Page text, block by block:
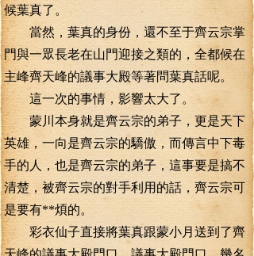
候葉真了。
當然，葉真的身份，還不至于齊云宗掌
門與一眾長老在山門迎接之類的，全都候在
主峰齊天峰的議事大殿等著問葉真話呢。
這一次的事情，影響太大了。
蒙川本身就是齊云宗的弟子，更是天下
英雄，一向是齊云宗的驕傲，而傳言中下毒
手的人，也是齊云宗的弟子，這事要是搞不
清楚，被齊云宗的對手利用的話，齊云宗可
是要有**煩的。
彩衣仙子直接將葉真跟蒙小月送到了齊